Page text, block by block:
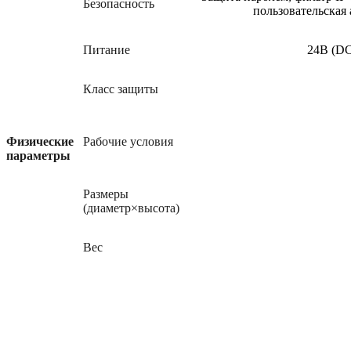
Безопасность
Физические
параметры
Питание 24В (
Класс защиты
Рабочие условия
Размеры
(диаметр×высота)
Вес